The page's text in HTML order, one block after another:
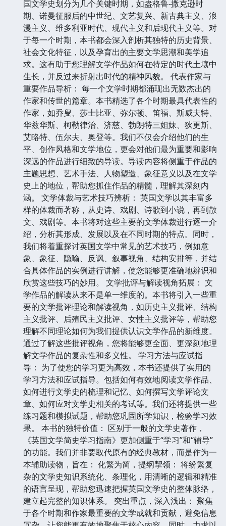
国文学史划分为几个关键时期，如盎格鲁-撒克逊时
期、诺曼征服后的中世纪、文艺复兴、新古典主义、浪
漫主义、维多利亚时代、现代主义和后现代主义等。对
于每一个时期，本书都会深入剖析其独特的历史背景、
社会文化特征，以及孕育出的主要文学思潮和美学追
求。这有助于您理解文学作品如何在特定的时代土壤中
生长，并反过来折射出时代的精神风貌。 代表作家与
重要作品导析： 每一个文学时期都涌现出无数杰出的
作家和传世的篇章。本书精选了各个时期最具代表性的
作家，如乔叟、莎士比亚、弥尔顿、笛福、斯威夫特、
华兹华斯、柯勒律治、济慈、勃朗特三姐妹、狄更斯、
艾略特、伍尔夫、奥登等。我们不仅会介绍他们的生
平、创作风格和文学地位，更会对他们最为重要和影响
深远的作品进行细致的导读。导读内容将侧重于作品的
主题思想、艺术手法、人物塑造、象征意义以及在文学
史上的地位，帮助您抓住作品的精髓，理解其深刻内
涵。 文学体裁与艺术技巧辨析： 英国文学以其丰富多
样的体裁而著称，从史诗、戏剧、诗歌到小说，再到散
文、戏剧等。本书将对这些主要的文学体裁进行逐一介
绍，分析其形成、发展以及在不同时期的特点。同时，
我们将着重探讨英国文学中常见的艺术技巧，例如意
象、象征、隐喻、反讽、叙事视角、结构安排等，并结
合具体作品的实例进行讲解，使您能够更准确地辨识和
欣赏这些技巧的妙用。 文学批评与解读视角拓展： 文
学作品的解读从来不是单一维度的。本书将引入一些重
要的文学批评理论和解读视角，如历史主义批评、结构
主义批评、后殖民主义批评、女性主义批评等，帮助您
理解不同理论如何为我们提供认识文学作品的新维度。
通过了解这些批评视角，您将能够更全面、更深刻地理
解文学作品的复杂性和多义性。 学习方法与应试指
导： 为了使您的学习更为高效，本书还提供了实用的
学习方法和应试指导。包括如何有效地阅读文学作品、
如何进行文学史的梳理和记忆、如何撰写文学评论文
章、如何应对文学史相关的考试等。我们还将提供一些
练习题和模拟试题，帮助您巩固所学知识，检验学习效
果。 本书的独特价值： 区别于一般的文学史著作，
《英国文学简史学习指南》更加侧重于“学习”和“辅导”
的功能。我们并非要取代原有的经典教材，而是作为一
本辅助读物，旨在： 化繁为简，提纲挈领： 将纷繁复
杂的文学史知识系统化、条理化，用清晰的逻辑和精准
的语言呈现，帮助您迅速把握英国文学史的整体脉络，
建立起完整的知识体系。 突出重点，深入浅出： 聚焦
于各个时期和作家最重要的文学成就和贡献，避免信息